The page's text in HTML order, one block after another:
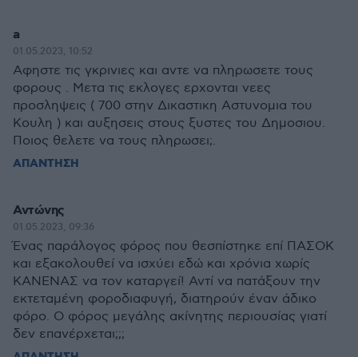
a
01.05.2023, 10:52
Αφηστε τις γκρινιες και αντε να πληρωσετε τους
φορους . Μετα τις εκλογες ερχονται νεες
προσληψεις ( 700 στην Δικαστικη Αστυνομια του
Κουλη ) και αυξησεις στους ξυστες του Δημοσιου.
Ποιος θελετε να τους πληρωσει;.
ΑΠΑΝΤΗΣΗ
Αντώνης
01.05.2023, 09:36
Ένας παράλογος φόρος που θεσπίστηκε επί ΠΑΣΟΚ
και εξακολουθεί να ισχύει εδώ και χρόνια χωρίς
ΚΑΝΕΝΑΣ να τον καταργεί! Αντί να πατάξουν την
εκτεταμένη φοροδιαφυγή, διατηρούν έναν άδικο
φόρο. Ο φόρος μεγάλης ακίνητης περιουσίας γιατί
δεν επανέρχεται;;;